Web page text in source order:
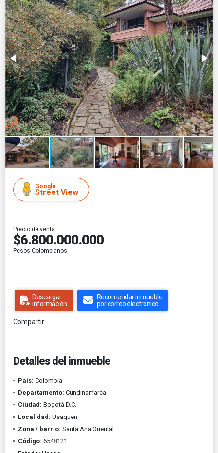
Google
Street View
Precio de venta
$6.800.000.000
Pesos Colombianos
Descargar
información
Recomendar inmueble
por correo electrónico
Compartir
Detalles del inmueble
País: Colombia
Departamento: Cundinamarca
Ciudad: Bogotá D.C.
Localidad: Usaquén
Zona / barrio: Santa Ana Oriental
Código: 6548121